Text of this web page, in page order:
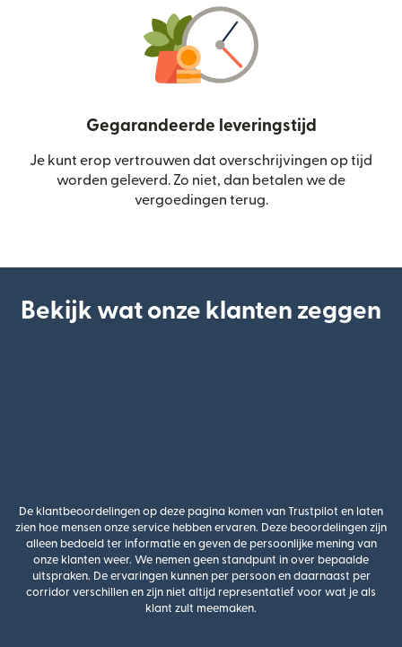
Gegarandeerde leveringstijd
Je kunt erop vertrouwen dat overschrijvingen op tijd
worden geleverd. Zo niet, dan betalen we de
vergoedingen terug.
Bekijk wat onze klanten zeggen
De klantbeoordelingen op deze pagina komen van Trustpilot en laten
zien hoe mensen onze service hebben ervaren. Deze beoordelingen zijn
alleen bedoeld ter informatie en geven de persoonlijke mening van
onze klanten weer. We nemen geen standpunt in over bepaalde
uitspraken. De ervaringen kunnen per persoon en daarnaast per
corridor verschillen en zijn niet altijd representatief voor wat je als
klant zult meemaken.